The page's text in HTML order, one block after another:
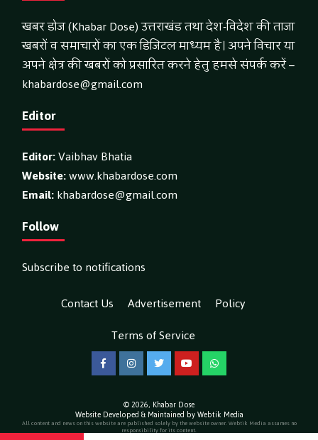
खबर डोज (Khabar Dose) उत्तराखंड तथा देश-विदेश की ताजा
खबरों व समाचारों का एक डिजिटल माध्यम है। अपने विचार या
अपने क्षेत्र की खबरों को प्रसारित करने हेतु हमसे संपर्क करें –
khabardose@gmail.com
Editor
Editor:Vaibhav Bhatia
Website:www.khabardose.com
Email:khabardose@gmail.com
Follow
Subscribe to notifications
Contact Us
Advertisement
Policy
Terms of Service
FacebookInstagramTwitterYouTubeWhatsApp
© 2026, Khabar Dose
Website Developed & Maintained by Webtik Media
All content and news on this website are published solely by the website owner. Webtik Media assumes no
responsibility for its content.